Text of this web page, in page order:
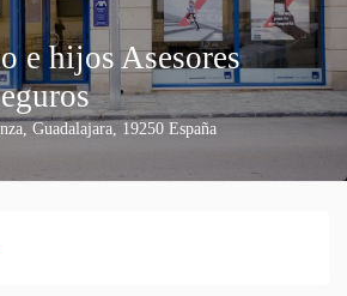
e hijos Asesores
, Guadalajara, 19250 España